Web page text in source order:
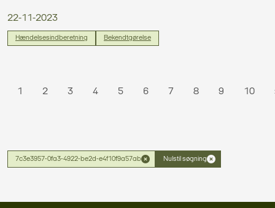
22-11-2023
Hændelsesindberetning Bekendtgørelse
1 2 3 4 5 6 7 8 9 10
7c3e3957-0fa3-4922-be2d-e4f10f9a57ab Nulstil søgning